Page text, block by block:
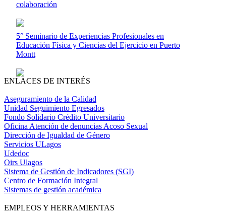
colaboración
5° Seminario de Experiencias Profesionales en
Educación Física y Ciencias del Ejercicio en Puerto
Montt
ENLACES DE INTERÉS
Aseguramiento de la Calidad
Unidad Seguimiento Egresados
Fondo Solidario Crédito Universitario
Oficina Atención de denuncias Acoso Sexual
Dirección de Igualdad de Género
Servicios ULagos
Udedoc
Oirs Ulagos
Sistema de Gestión de Indicadores (SGI)
Centro de Formación Integral
Sistemas de gestión académica
EMPLEOS Y HERRAMIENTAS